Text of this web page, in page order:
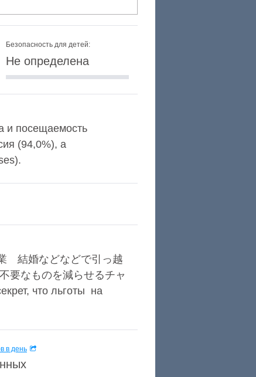
Безопасность для детей:
Не определена
и посещаемость
(94,0%), а
結婚などなどで引っ越
要なものを減らせるチャ
что льготы на
в день